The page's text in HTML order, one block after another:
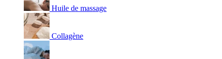
Huile de massage
Collagène